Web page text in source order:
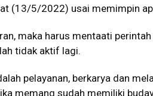
(13/5/2022) usai memimpin
maka harus mentaati
tidak aktif lagi.
pelayanan, berkarya dan
memang sudah memiliki